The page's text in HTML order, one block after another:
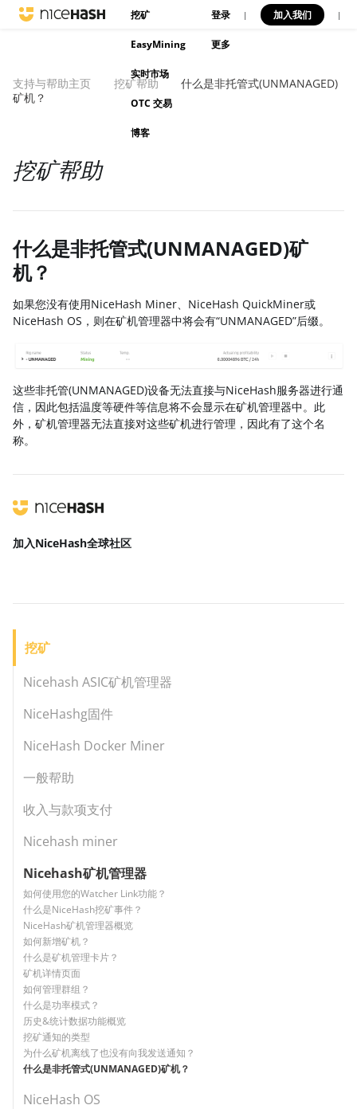
挖矿
EasyMining
实时市场
OTC 交易
博客
登录 | 加入我们 |
更多
支持与帮助主页 挖矿帮助
什么是非托管式(UNMANAGED)
矿机？
挖矿帮助
什么是非托管式(UNMANAGED)矿
机？
如果您没有使用NiceHash Miner、NiceHash QuickMiner或
NiceHash OS，则在矿机管理器中将会有“UNMANAGED”后缀。
这些非托管(UNMANAGED)设备无法直接与NiceHash服务器进行通
信，因此包括温度等硬件等信息将不会显示在矿机管理器中。此
外，矿机管理器无法直接对这些矿机进行管理，因此有了这个名
称。
加入NiceHash全球社区
挖矿
Nicehash ASIC矿机管理器
NiceHashg固件
NiceHash Docker Miner
一般帮助
收入与款项支付
Nicehash miner
Nicehash矿机管理器
如何使用您的Watcher Link功能？
什么是NiceHash挖矿事件？
NiceHash矿机管理器概览
如何新增矿机？
什么是矿机管理卡片？
矿机详情页面
如何管理群组？
什么是功率模式？
历史&统计数据功能概览
挖矿通知的类型
为什么矿机离线了也没有向我发送通知？
什么是非托管式(UNMANAGED)矿机？
NiceHash OS